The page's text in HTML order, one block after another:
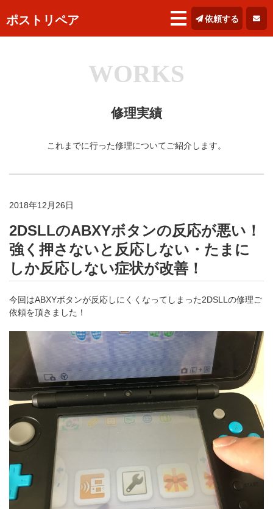
ポストリペア 依頼する
WORKS
修理実績
これまでに行った修理についてご紹介します。
2018年12月26日
2DSLLのABXYボタンの反応が悪い！
強く押さないと反応しない・たまに
しか反応しない症状が改善！
今回はABXYボタンが反応しにくくなってしまった2DSLLの修理ご
依頼を頂きました！